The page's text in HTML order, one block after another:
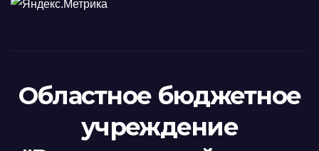
Областное бюджетное
учреждение